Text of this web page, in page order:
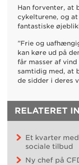
Han forventer, at
cykelturene, og at
fantastiske
”Frie og
kan køre ud på
får masser af
samtidig med, at
de sidder i deres
RELATERET
Et kvarter
sociale tilbud
Ny chef på